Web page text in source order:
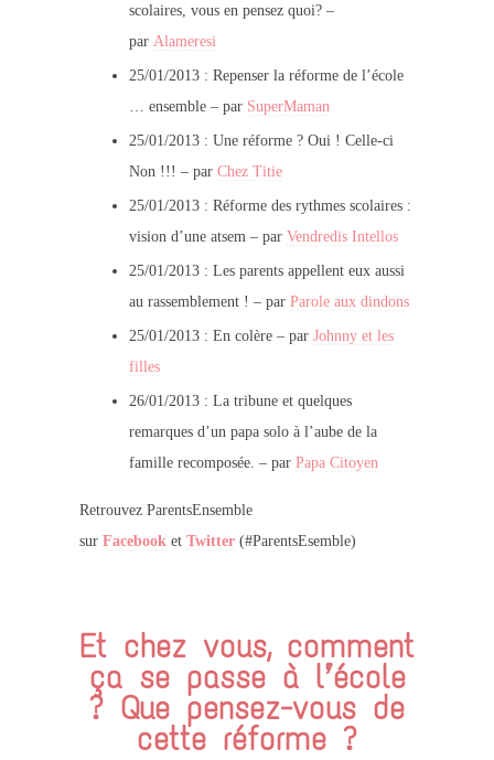
scolaires, vous en pensez quoi? –
par Alameresi
25/01/2013 : Repenser la réforme de l’école
… ensemble – par SuperMaman
25/01/2013 : Une réforme ? Oui ! Celle-ci
Non !!! – par Chez Titie
25/01/2013 : Réforme des rythmes scolaires :
vision d’une atsem – par Vendredis Intellos
25/01/2013 : Les parents appellent eux aussi
au rassemblement ! – par Parole aux dindons
25/01/2013 : En colère – par Johnny et les
filles
26/01/2013 : La tribune et quelques
remarques d’un papa solo à l’aube de la
famille recomposée. – par Papa Citoyen
Retrouvez ParentsEnsemble
sur Facebook et Twitter (#ParentsEsemble)
Et chez vous, comment
ça se passe à l’école
? Que pensez-vous de
cette réforme ?